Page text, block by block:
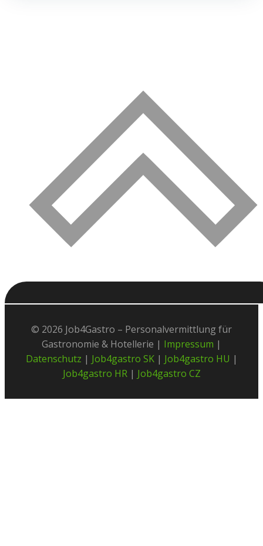
© 2026 Job4Gastro – Personalvermittlung für
Gastronomie & Hotellerie | Impressum |
Datenschutz | Job4gastro SK| Job4gastro HU |
Job4gastro HR| Job4gastro CZ